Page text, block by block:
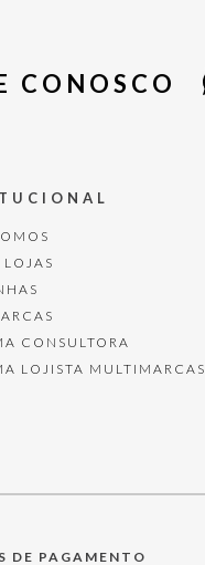
CONOSCO
LOJAS
CONSULTORA
LOJISTA MULTIMARCAS
DE PAGAMENTO